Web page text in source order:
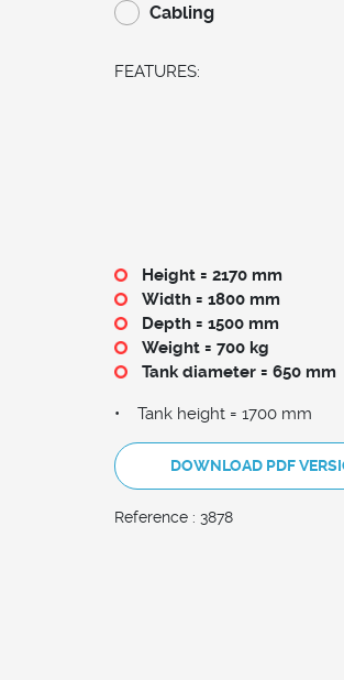
Cabling
FEATURES:
Height = 2170 mm
Width = 1800 mm
Depth = 1500 mm
Weight = 700 kg
Tank diameter = 650 mm
• Tank height = 1700 mm
DOWNLOAD PDF
Reference : 3878